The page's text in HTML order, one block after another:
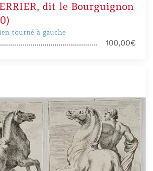
dit le Bourguignon
tourné à gauche
100,00€